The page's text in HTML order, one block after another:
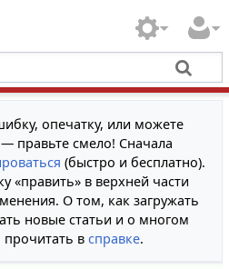
опечатку, или можете
правьте смело! Сначала
(быстро и бесплатно).
«править» в верхней части
О том, как загружать
новые статьи и о многом
в справке.